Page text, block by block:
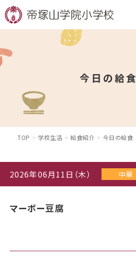
今日の給食
TOP 学校生活 給食紹介 今日の給食
2026年06月11日（木） 中華
マーボー豆腐